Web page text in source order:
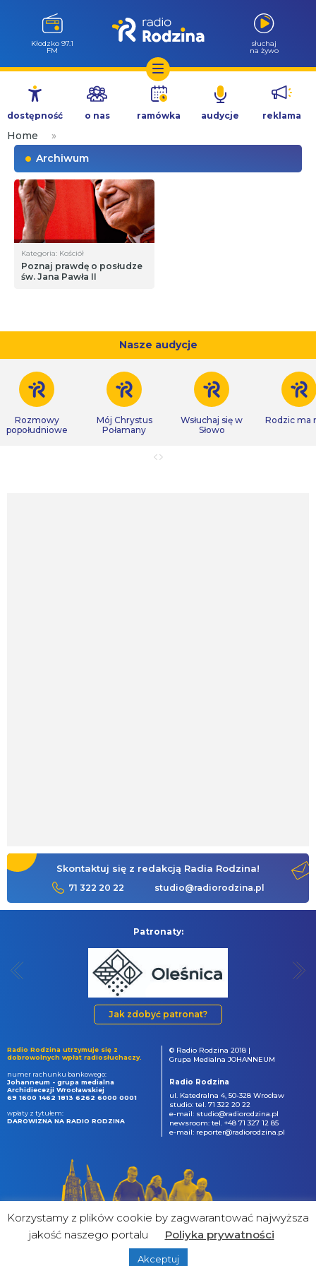
Przejdź
treści
Wołów 99.6
FM
słuchaj
na żywo
dostępność o nas ramówka audycje reklama
Home
»
Archiwum
Kategoria: Kościół
Poznaj prawdę o posłudze
św. Jana Pawła II
Nasze audycje
Rozmowy
popołudniowe
Mój Chrystus
Połamany
Wsłuchaj się w
Słowo
Rodzic ma
Skontaktuj się z redakcją Radia Rodzina!
71 322 20 22 studio@radiorodzina.pl
Patronaty:
Jak zdobyć patronat?
Radio Rodzina utrzymuje się z
dobrowolnych wpłat radiosłuchaczy.
numer rachunku bankowego:
Johanneum - grupa medialna
Archidiecezji Wrocławskiej
69 1600 1462 1813 6262 6000 0001
wpłaty z tytułem:
DAROWIZNA NA RADIO RODZINA
© Radio Rodzina 2018 |
Grupa Medialna JOHANNEUM
Radio Rodzina
ul. Katedralna 4, 50-328 Wrocław
studio: tel. 71 322 20 22
e-mail: studio@radiorodzina.pl
newsroom: tel. +48 71 327 12 85
e-mail: reporter@radiorodzina.pl
&
Korzystamy z plików cookie by zagwarantować najwyższa
jakość naszego portalu
Poliyka prywatności
Akceptuj